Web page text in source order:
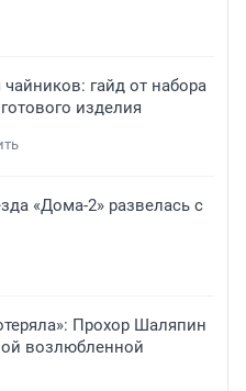
гайд от набора
изделия
«Дома-2» развелась с
Прохор Шаляпин
возлюбленной